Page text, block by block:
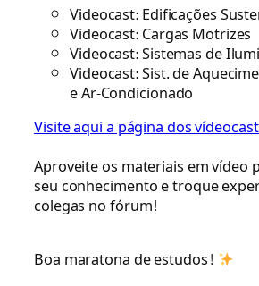
Videocast: Edificações
Videocast: Cargas Motrizes
Videocast: Sistemas de
Videocast: Sist. de
e Ar-Condicionado
Visite aqui a página dos
Aproveite os materiais em vídeo
seu conhecimento e troque
colegas no fórum!
Boa maratona de estudos!